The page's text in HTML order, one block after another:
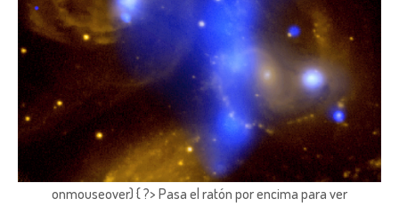
onmouseover) { ?> Pasa el ratón por encima para ver